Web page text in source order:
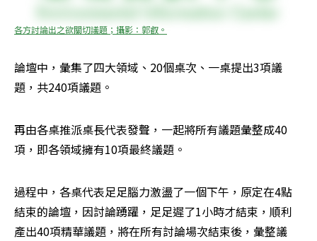
各方討論出之欲關切議題；攝影：郭叡。
論壇中，彙集了四大領域、20個桌次、一桌提出3項議
題，共240項議題。
再由各桌推派桌長代表發聲，一起將所有議題彙整成40
項，即各領域擁有10項最終議題。
過程中，各桌代表足足腦力激盪了一個下午，原定在4點
結束的論壇，因討論踴躍，足足遲了1小時才結束，順利
產出40項精華議題，將在所有討論場次結束後，彙整議